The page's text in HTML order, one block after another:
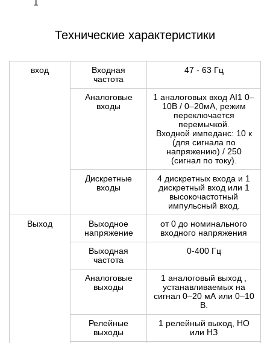
1
Технические характеристики
вход
Входная
частота
47 - 63 Гц
Аналоговые
входы
1 аналоговых вход AI1 0–
10В / 0–20мА, режим
переключается
перемычкой.
Входной импеданс: 10 к
(для сигнала по
напряжению) / 250
(сигнал по току).
Дискретные
входы
4 дискретных входа и 1
дискретный вход или 1
высокочастотный
импульсный вход.
Выход
Выходное
напряжение
от 0 до номинального
входного напряжения
Выходная
частота
0-400 Гц
Аналоговые
выходы
1 аналоговый выход ,
устанавливаемых на
сигнал 0–20 мА или 0–10
В.
Релейные
выходы
1 релейный выход, НО
или НЗ